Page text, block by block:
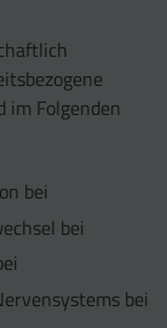
im Folgenden
bei
bei
bei